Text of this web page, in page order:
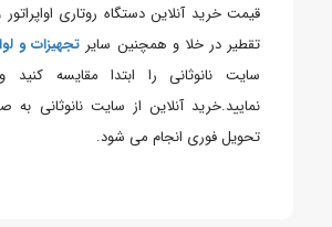
قیمت خرید آنلاین دستگاه روتاری
تقطیر در خلا و همچنین سایر تجهیزات و
سایت نانوثانی را ابتدا مقایسه
نمایید.خرید آنلاین از سایت نانوثانی به
تحویل فوری انجام می شود.